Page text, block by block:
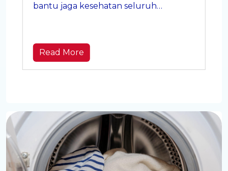
bantu jaga kesehatan seluruh
Read More